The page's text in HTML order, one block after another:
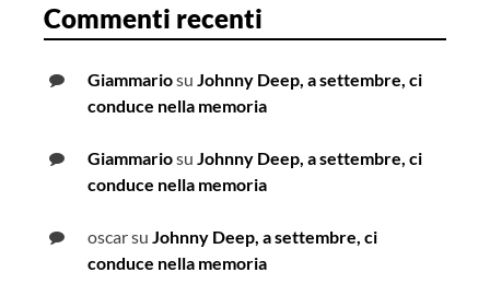
Commenti recenti
Giammariosu Johnny Deep, a settembre, ci
conduce nella memoria
Giammariosu Johnny Deep, a settembre, ci
conduce nella memoria
oscarsu Johnny Deep, a settembre, ci
conduce nella memoria